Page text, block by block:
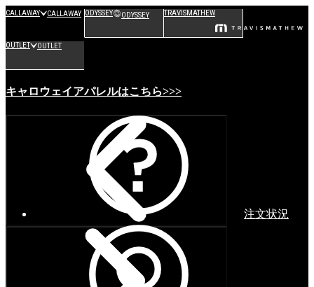
CALLAWAY CALLAWAY ODYSSEY ODYSSEY TRAVISMATHEW
OUTLET OUTLET
キャロウェイアパレルはこちら>>>
注文状況